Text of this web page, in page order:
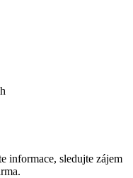
informace, sledujte zájem